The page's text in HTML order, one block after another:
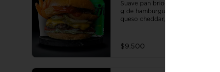
Suave pan brioche de 10 cm, 100
g de hamburguesa de vacuno,
queso cheddar, lechuga, tomate,
perfectamente condimentadas,
salsa de la casa de regalo a
$9.500